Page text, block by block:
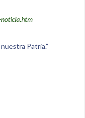
Patria.”